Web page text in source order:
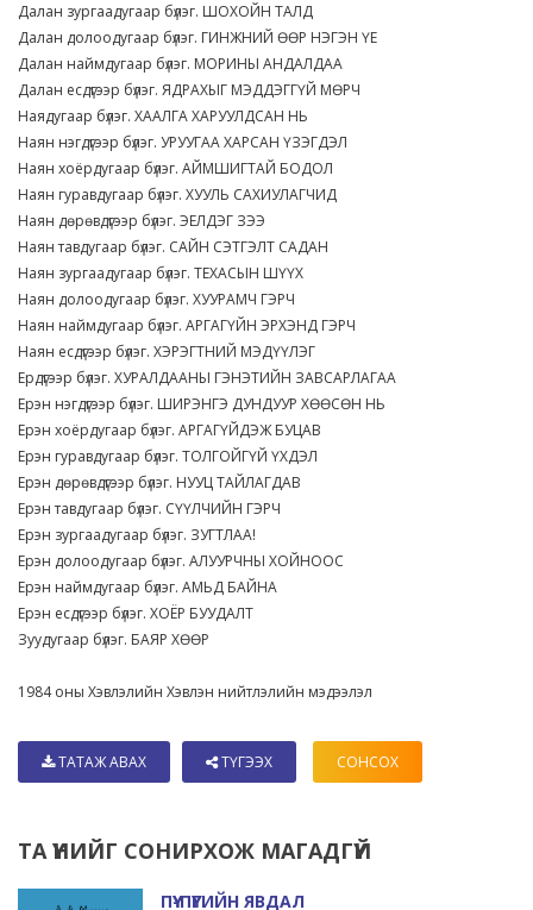
Далан зургаадугаар бүлэг. ШОХОЙН ТАЛД
Далан долоодугаар бүлэг. ГИНЖНИЙ ӨӨР НЭГЭН ҮЕ
Далан наймдугаар бүлэг. МОРИНЫ АНДАЛДАА
Далан есдүгээр бүлэг. ЯДРАХЫГ МЭДДЭГГҮЙ МӨРЧ
Наядугаар бүлэг. ХААЛГА ХАРУУЛДСАН НЬ
Наян нэгдүгээр бүлэг. УРУУГАА ХАРСАН ҮЗЭГДЭЛ
Наян хоёрдугаар бүлэг. АЙМШИГТАЙ БОДОЛ
Наян гуравдугаар бүлэг. ХУУЛЬ САХИУЛАГЧИД
Наян дөрөвдүгээр бүлэг. ЭЕЛДЭГ ЗЭЭ
Наян тавдугаар бүлэг. САЙН СЭТГЭЛТ САДАН
Наян зургаадугаар бүлэг. ТЕХАСЫН ШҮҮХ
Наян долоодугаар бүлэг. ХУУРАМЧ ГЭРЧ
Наян наймдугаар бүлэг. АРГАГҮЙН ЭРХЭНД ГЭРЧ
Наян есдүгээр бүлэг. ХЭРЭГТНИЙ МЭДҮҮЛЭГ
Ердүгээр бүлэг. ХУРАЛДААНЫ ГЭНЭТИЙН ЗАВСАРЛАГАА
Ерэн нэгдүгээр бүлэг. ШИРЭНГЭ ДУНДУУР ХӨӨСӨН НЬ
Ерэн хоёрдугаар бүлэг. АРГАГҮЙДЭЖ БУЦАВ
Ерэн гуравдугаар бүлэг. ТОЛГОЙГҮЙ ҮХДЭЛ
Ерэн дөрөвдүгээр бүлэг. НУУЦ ТАЙЛАГДАВ
Ерэн тавдугаар бүлэг. СҮҮЛЧИЙН ГЭРЧ
Ерэн зургаадугаар бүлэг. ЗУГТЛАА!
Ерэн долоодугаар бүлэг. АЛУУРЧНЫ ХОЙНООС
Ерэн наймдугаар бүлэг. АМЬД БАЙНА
Ерэн есдүгээр бүлэг. ХОЁР БУУДАЛТ
Зуудугаар бүлэг. БАЯР ХӨӨР
1984 оны Хэвлэлийн Хэвлэн нийтлэлийн мэдээлэл
ТАТАЖ АВАХ ТҮГЭЭХ СОНСОХ
ТА ҮҮНИЙГ СОНИРХОЖ МАГАДГҮЙ
ПҮҮ-ПҮҮГИЙН ЯВДАЛ